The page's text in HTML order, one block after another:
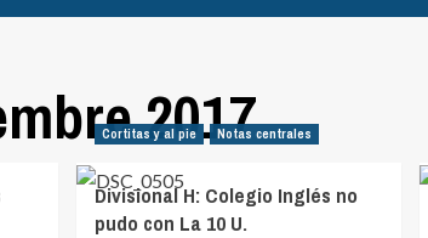
2017
Cortitas y al pie Notas centrales
Divisional H: Colegio Inglés no
pudo con La 10 U.